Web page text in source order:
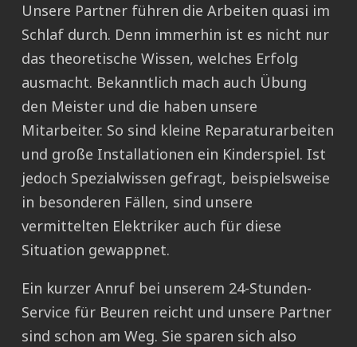
Unsere Partner führen die Arbeiten quasi im
Schlaf durch. Denn immerhin ist es nicht nur
das theoretische Wissen, welches Erfolg
ausmacht. Bekanntlich mach auch Übung
den Meister und die haben unsere
Mitarbeiter. So sind kleine Reparaturarbeiten
und große Installationen ein Kinderspiel. Ist
jedoch Spezialwissen gefragt, beispielsweise
in besonderen Fällen, sind unsere
vermittelten Elektriker auch für diese
Situation gewappnet.
Ein kurzer Anruf bei unserem 24-Stunden-
Service für Beuren reicht und unsere Partner
sind schon am Weg. Sie sparen sich also